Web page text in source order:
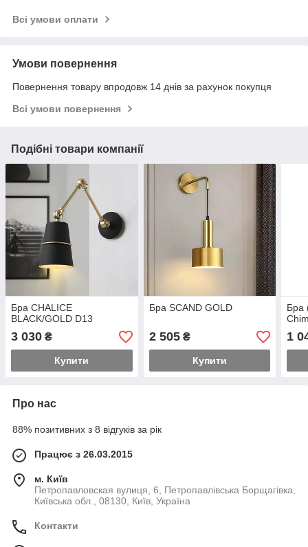
Всі умови оплати
Умови повернення
Повернення товару впродовж 14 днів за рахунок покупця
Всі умови повернення
Подібні товари компанії
Бра CHALICE
BLACK/GOLD D13
3 030 ₴
Купити
Бра SCAND GOLD
2 505₴
Купити
Бра
1
Про нас
88% позитивних з 8 відгуків за рік
Працює з 26.03.2015
м. Київ
Петропавловская вулиця, 6, Петропавлівська Борщагівка,
Київська обл., 08130, Київ, Україна
Контакти